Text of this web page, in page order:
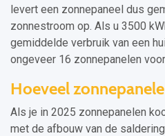
levert een zonnepaneel dus
zonnestroom op. Als u 3500
gemiddelde verbruik van een
ongeveer 16 zonnepanelen
Hoeveel
Als je in 2025 zonnepanelen
met de afbouw van de